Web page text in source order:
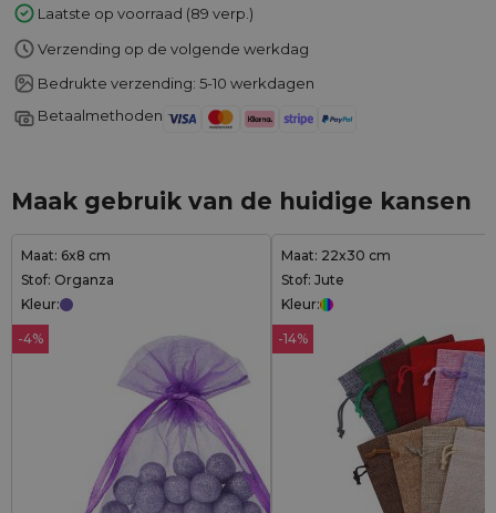
Laatste op voorraad (89 verp.)
Verzending op de volgende werkdag
Bedrukte verzending: 5-10 werkdagen
Betaalmethoden
Maak gebruik van de huidige kansen
Maat: 6x8 cm
Stof: Organza
Kleur:
-4%
Maat: 22x30 cm
Stof: Jute
Kleur:
-14%